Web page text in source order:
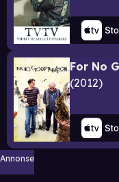
For No
2012
Annonse